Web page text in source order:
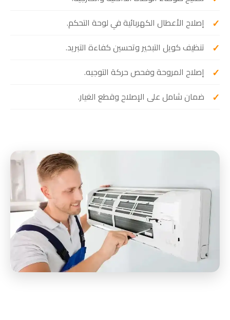
إصلاح الأعطال الكهربائية في لوحة التحكم.
تنظيف كويل التبخير وتحسين كفاءة التبريد.
إصلاح المروحة وفحص حركة التوجيه.
ضمان شامل على الإصلاح وقطع الغيار.